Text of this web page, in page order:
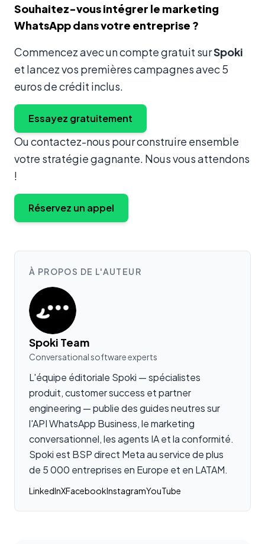
Souhaitez-vous intégrer le marketing
WhatsApp dans votre entreprise ?
Commencez avec un compte gratuit surSpoki
et lancez vos premières campagnes avec 5
euros de crédit inclus.
Essayez gratuitement
Ou contactez-nous pour construire ensemble
votre stratégie gagnante. Nous vous attendons
!
Réservez un appel
À PROPOS DE L'AUTEUR
Spoki Team
Conversational software experts
L'équipe éditoriale Spoki — spécialistes
produit, customer success et partner
engineering — publie des guides neutres sur
l'API WhatsApp Business, le marketing
conversationnel, les agents IA et la conformité.
Spoki est BSP direct Meta au service de plus
de 5 000 entreprises en Europe et en LATAM.
LinkedInXFacebookInstagramYouTube